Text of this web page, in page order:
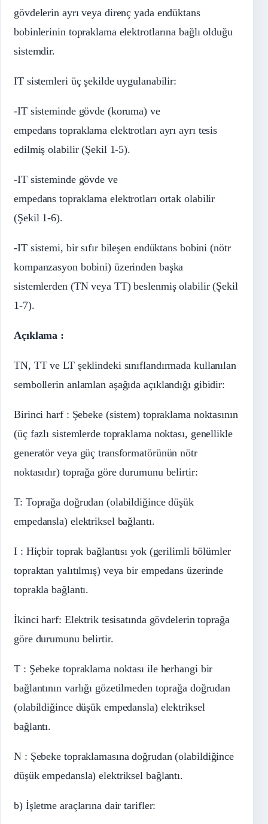
gövdelerin ayrı veya direnç yada endüktans
bobinlerinin topraklama elektrotlarına bağlı olduğu
sistemdir.
IT sistemleri üç şekilde uygulanabilir:
-IT sisteminde gövde (koruma) ve
empedans topraklama elektrotları ayrı ayrı tesis
edilmiş olabilir (Şekil 1-5).
-IT sisteminde gövde ve
empedans topraklama elektrotları ortak olabilir
(Şekil 1-6).
-IT sistemi, bir sıfır bileşen endüktans bobini (nötr
kompanzasyon bobini) üzerinden başka
sistemlerden (TN veya TT) beslenmiş olabilir (Şekil
1-7).
Açıklama :
TN, TT ve LT şeklindeki sınıflandırmada kullanılan
sembollerin anlamlan aşağıda açıklandığı gibidir:
Birinci harf : Şebeke (sistem) topraklama noktasının
(üç fazlı sistemlerde topraklama noktası, genellikle
generatör veya güç transformatörünün nötr
noktasıdır) toprağa göre durumunu belirtir:
T: Toprağa doğrudan (olabildiğince düşük
empedansla) elektriksel bağlantı.
I : Hiçbir toprak bağlantısı yok (gerilimli bölümler
topraktan yalıtılmış) veya bir empedans üzerinde
toprakla bağlantı.
İkinci harf: Elektrik tesisatında gövdelerin toprağa
göre durumunu belirtir.
T : Şebeke topraklama noktası ile herhangi bir
bağlantının varlığı gözetilmeden toprağa doğrudan
(olabildiğince düşük empedansla) elektriksel
bağlantı.
N : Şebeke topraklamasına doğrudan (olabildiğince
düşük empedansla) elektriksel bağlantı.
b) İşletme araçlarına dair tarifler: